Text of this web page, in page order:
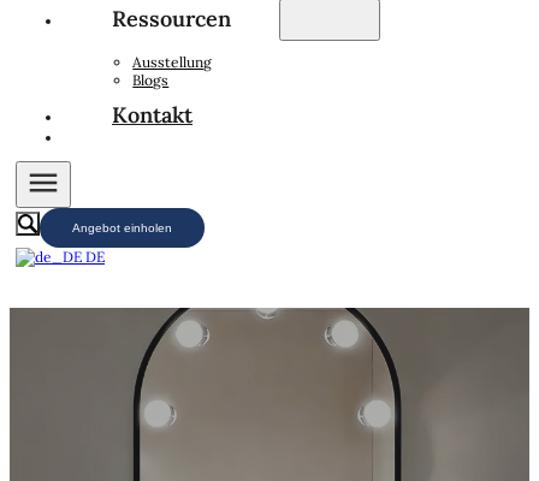
Ressourcen
Ausstellung
Blogs
Kontakt
Angebot einholen
DE